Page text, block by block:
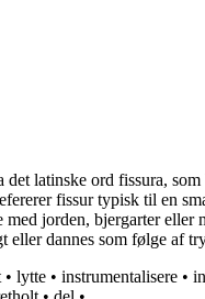
det latinske ord fissura,
fissur typisk til en
jorden, bjergarter eller
eller dannes som følge af
• lytte • instrumentalisere •